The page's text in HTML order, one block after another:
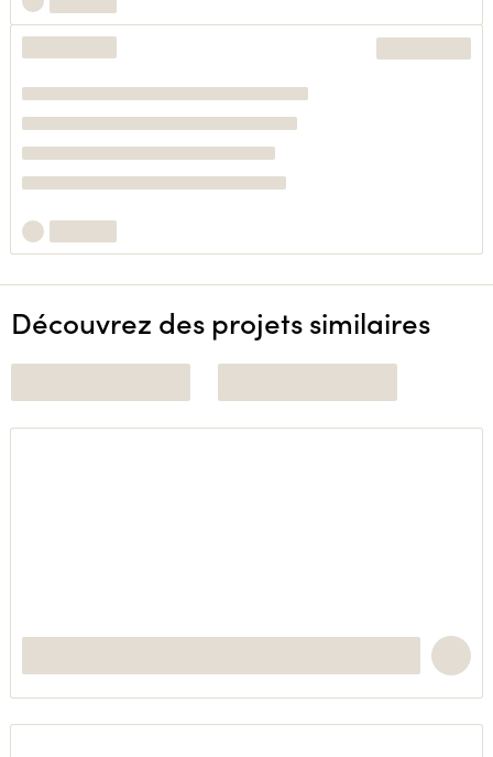
Découvrez des projets similaires